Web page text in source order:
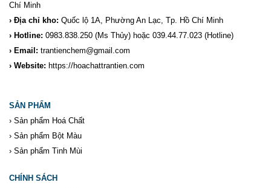
Chí Minh
› Địa chỉ kho: Quốc lộ 1A, Phường An Lạc, Tp. Hồ Chí Minh
› Hotline: 0983.838.250(Ms Thủy) hoặc 039.44.77.023(Hotline)
› Email: trantienchem@gmail.com
› Website: https://hoachattrantien.com
SẢN PHẨM
› Sản phẩm Hoá Chất
› Sản phẩm Bột Màu
› Sản phẩm Tinh Mùi
CHÍNH SÁCH